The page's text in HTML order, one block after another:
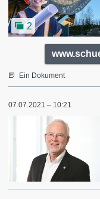
2
Ein Dokument
07.07.2021 – 10:21